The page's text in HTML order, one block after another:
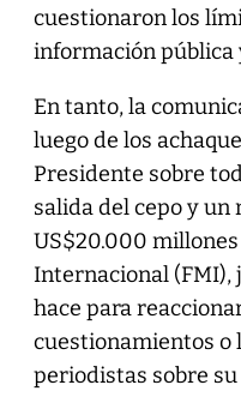
cuestionaron los
información pública
En tanto, la
luego de los
Presidente sobre
salida del cepo y un
US$20.000
Internacional (FMI),
hace para
cuestionamientos o
periodistas sobre su